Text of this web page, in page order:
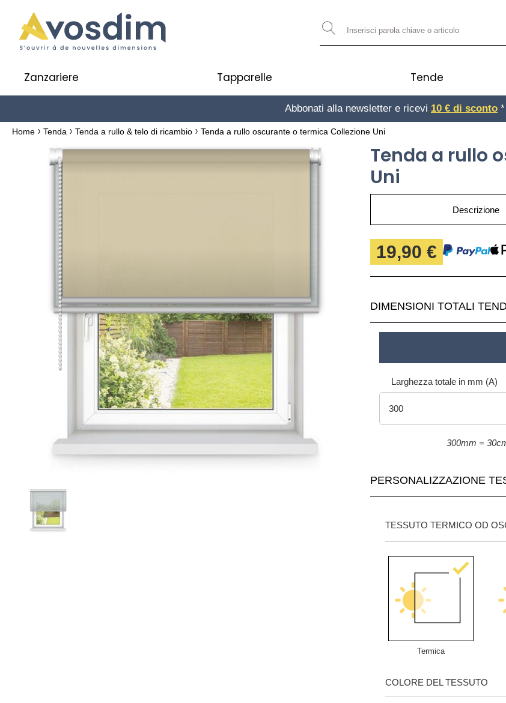
Zanzariere Tapparelle Tende
Abbonati alla newsletter e ricevi 10 € di sconto *
Home Tenda Tenda a rullo & telo di ricambio Tenda a rullo oscurante o termica Collezione Uni
Trova la foto perfetta per il tuo progetto
Search
Tenda a rullo
Uni
Descrizione
19,90 €
DIMENSIONI TOTALI
Larghezza totale in mm (A)
300mm =
PERSONALIZZAZIONE
TESSUTO TERMICO OD
Termica
COLORE DEL TESSUTO